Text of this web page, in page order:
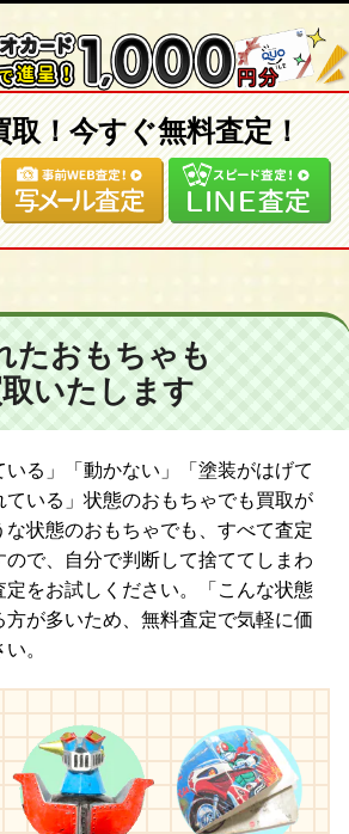
！今すぐ無料査定！
たおもちゃも
いたします
る」「動かない」「塗装がはげて
ている」状態のおもちゃでも買取が
状態のおもちゃでも、すべて査定
で、自分で判断して捨ててしまわ
定をお試しください。「こんな状態
方が多いため、無料査定で気軽に価
。